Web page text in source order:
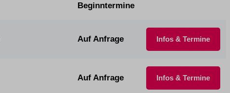
Beginntermine
Auf Anfrage Infos & Termine
Auf Anfrage Infos & Termine